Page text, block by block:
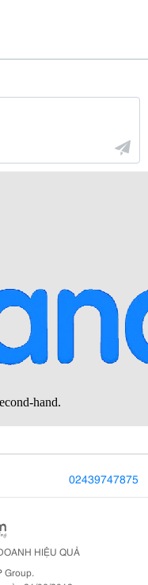
02439747875
HIỆU QUẢ
Group.